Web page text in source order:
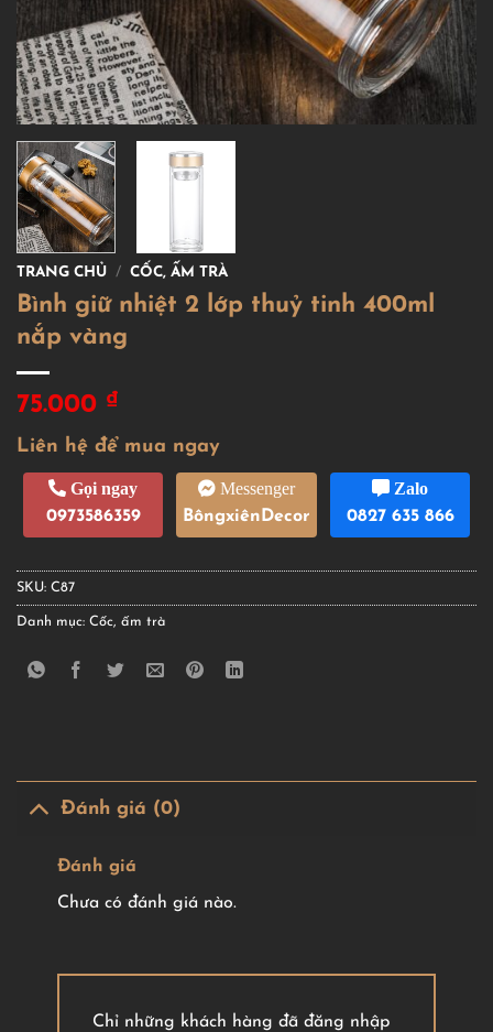
TRANG CHỦ / CỐC, ẤM TRÀ
Bình giữ nhiệt 2 lớp thuỷ tinh 400ml
nắp vàng
75.000 ₫
Liên hệ để mua ngay
Gọi ngay
0973586359
Messenger
BôngxiênDecor
Zalo
0827 635 866
SKU: C87
Danh mục: Cốc, ấm trà
Đánh giá (0)
Đánh giá
Chưa có đánh giá nào.
Chỉ những khách hàng đã đăng nhập